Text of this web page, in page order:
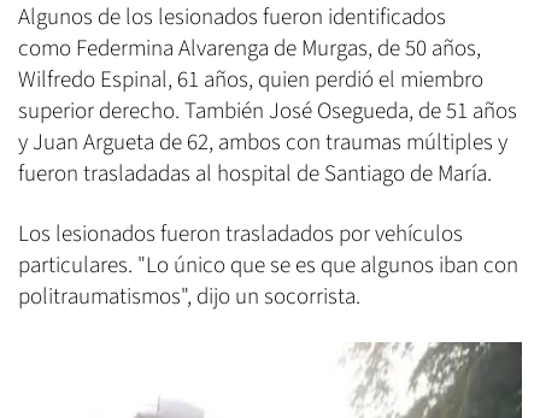
Algunos de los lesionados fueron identificados
como Federmina Alvarenga de Murgas, de 50 años,
Wilfredo Espinal, 61 años, quien perdió el miembro
superior derecho. También José Osegueda, de 51 años
y Juan Argueta de 62, ambos con traumas múltiples y
fueron trasladadas al hospital de Santiago de María.
Los lesionados fueron trasladados por vehículos
particulares. "Lo único que se es que algunos iban con
politraumatismos", dijo un socorrista.